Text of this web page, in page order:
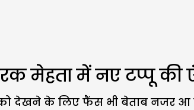
मेहता में नए टप्पू की
देखने के लिए फैंस भी बेताब नजर आ